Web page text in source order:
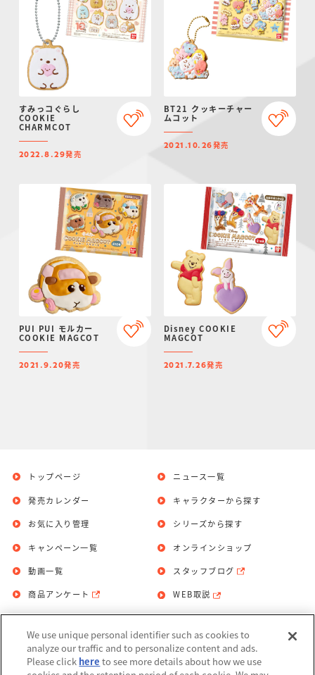
すみっコぐらし
COOKIE
CHARMCOT
2022.8.29発売
BT21 クッキーチャー
ムコット
2021.10.26発売
PUI PUI モルカー
COOKIE MAGCOT
2021.9.20発売
Disney COOKIE
MAGCOT
2021.7.26発売
トップページ
発売カレンダー
お気に入り管理
ニュース一覧
キャラクターから探す
シリーズから探す
キャンペーン一覧
動画一覧
商品アンケート
オンラインショップ
スタッフブログ
WEB取説
お問い合わせ 個人情報保護方針
利用規約
We use unique personal identifier such as cookies to
analyze our traffic and to personalize content and ads.
Please click here to see more details about how we use